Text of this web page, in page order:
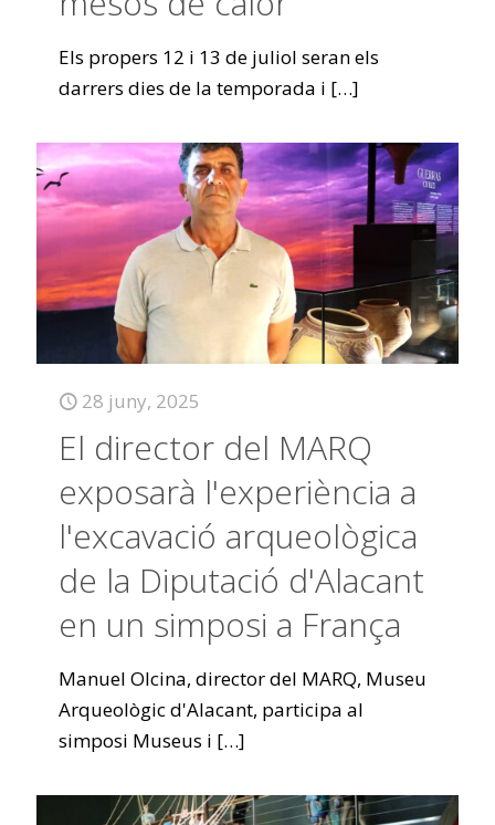
Els propers 12 i 13 de juliol seran els
darrers dies de la temporada i […]
28 juny, 2025
El director del MARQ
exposarà l'experiència a
l'excavació arqueològica
de la Diputació d'Alacant
en un simposi a França
Manuel Olcina, director del MARQ, Museu
Arqueològic d'Alacant, participa al
simposi Museus i […]